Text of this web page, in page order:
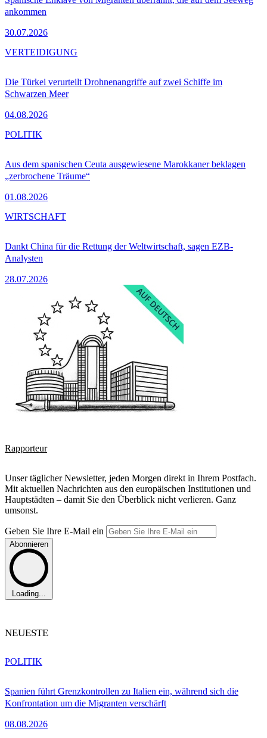
ankommen
30.07.2026
Die Türkei verurteilt Drohnenangriffe auf zwei Schiffe im
Schwarzen Meer
04.08.2026
VERTEIDIGUNG
Aus dem spanischen Ceuta ausgewiesene Marokkaner beklagen
„zerbrochene Träume“
01.08.2026
POLITIK
Dankt China für die Rettung der Weltwirtschaft, sagen EZB-
Analysten
28.07.2026
WIRTSCHAFT
Rapporteur
Unser täglicher Newsletter, jeden Morgen direkt in Ihrem Postfach.
Mit aktuellen Nachrichten aus den europäischen Institutionen und
Hauptstädten – damit Sie den Überblick nicht verlieren. Ganz
umsonst.
Geben Sie Ihre E-Mail ein
Abonnieren
Loading...
NEUESTE
Spanien führt Grenzkontrollen zu Italien ein, während sich die
Konfrontation um die Migranten verschärft
08.08.2026
POLITIK